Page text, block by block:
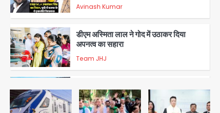
4
साल से कैंसर से जूझ रहे थे
Avinash Kumar
5
डीएम अस्मिता लाल ने गोद में उठाकर दिया
अपनत्व का सहारा
Team JHJ
करने वाले 11 बांग्लादेशी नागरिक सेंट्रल जिला
पुलिस के हत्थे चढ़े
Team JHJ